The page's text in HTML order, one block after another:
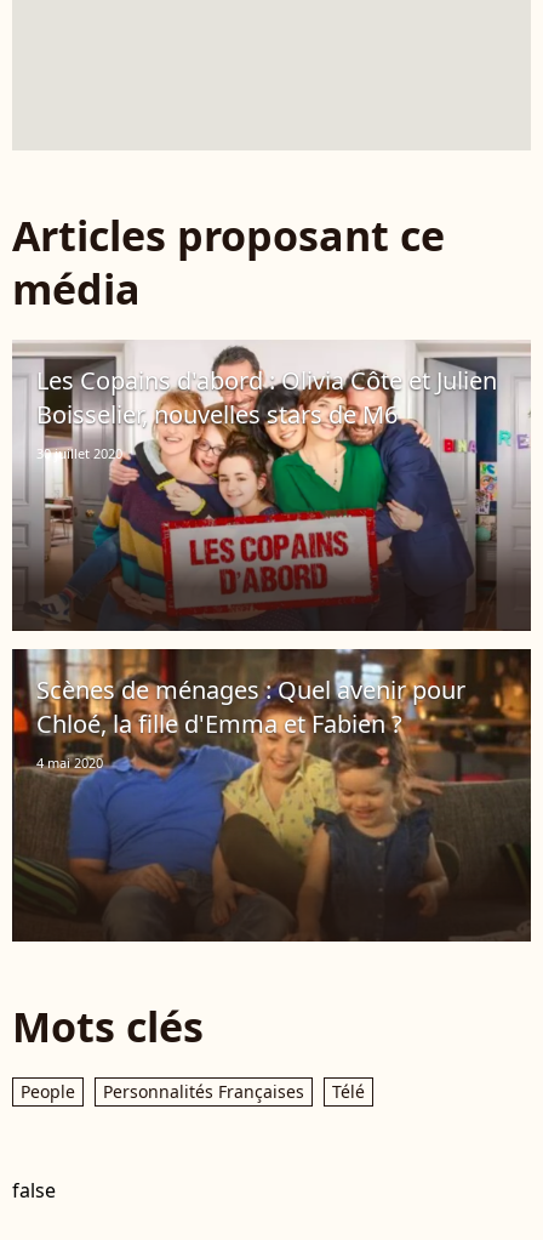
Articles proposant ce
média
Les Copains d'abord : Olivia Côte et Julien
Boisselier, nouvelles stars de M6
30 juillet 2020
Scènes de ménages : Quel avenir pour
Chloé, la fille d'Emma et Fabien ?
4 mai 2020
Mots clés
People Personnalités Françaises Télé
false